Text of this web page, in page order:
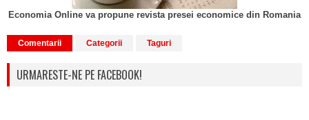
Economia Online va propune revista presei economice din Romania
Comentarii Categorii Taguri
URMARESTE-NE PE FACEBOOK!